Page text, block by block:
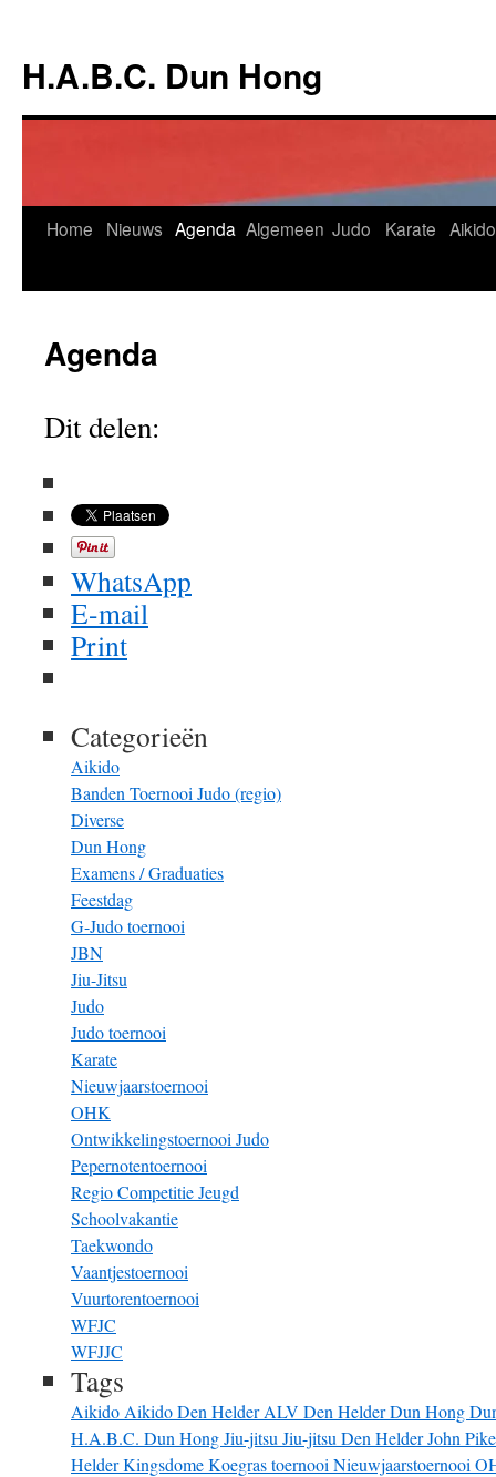
de
inhoud
H.A.B.C. Dun Hong
Home Nieuws Agenda Algemeen Judo Karate Aikido
Agenda
Dit delen:
WhatsApp
E-mail
Print
Categorieën
Aikido
Banden Toernooi Judo (regio)
Diverse
Dun Hong
Examens / Graduaties
Feestdag
G-Judo toernooi
JBN
Jiu-Jitsu
Judo
Judo toernooi
Karate
Nieuwjaarstoernooi
OHK
Ontwikkelingstoernooi Judo
Pepernotentoernooi
Regio Competitie Jeugd
Schoolvakantie
Taekwondo
Vaantjestoernooi
Vuurtorentoernooi
WFJC
WFJJC
Tags
Aikido Aikido Den HelderALV Den HelderDun Hong
H.A.B.C. Dun HongJiu-jitsu Jiu-jitsu Den HelderJohn
HelderKingsdomeKoegras toernooi Nieuwjaarstoernooi